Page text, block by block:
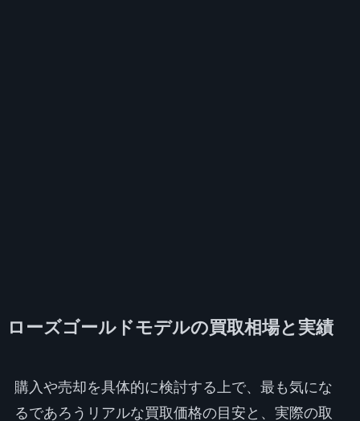
ローズゴールドモデルの買取相場と実績
購入や売却を具体的に検討する上で、最も気にな
るであろうリアルな買取価格の目安と、実際の取